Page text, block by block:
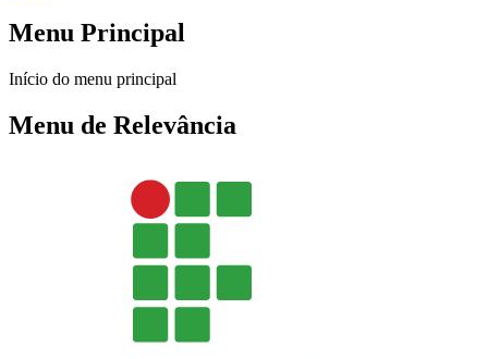
Menu Principal
Início do menu principal
Menu de Relevância